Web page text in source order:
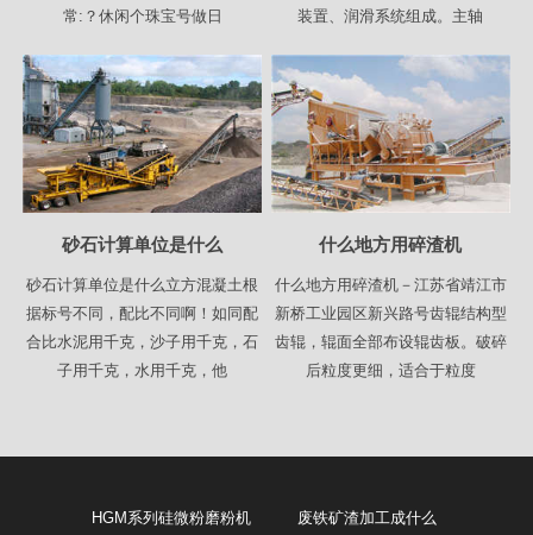
常:？休闲个珠宝号做日
装置、润滑系统组成。主轴
砂石计算单位是什么
砂石计算单位是什么立方混凝土根
据标号不同，配比不同啊！如同配
合比水泥用千克，沙子用千克，石
子用千克，水用千克，他
什么地方用碎渣机
什么地方用碎渣机－江苏省靖江市
新桥工业园区新兴路号齿辊结构型
齿辊，辊面全部布设辊齿板。破碎
后粒度更细，适合于粒度
HGM系列硅微粉磨粉机 废铁矿渣加工成什么